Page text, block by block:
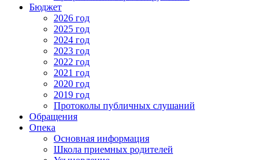
Бюджет
2026 год
2025 год
2024 год
2023 год
2022 год
2021 год
2020 год
2019 год
Протоколы публичных слушаний
Обращения
Опека
Основная информация
Школа приемных родителей